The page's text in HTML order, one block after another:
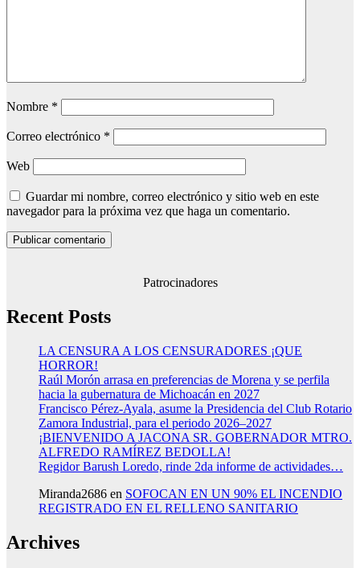
Nombre *
Correo electrónico *
Web
Guardar mi nombre, correo electrónico y sitio web en este
navegador para la próxima vez que haga un comentario.
Patrocinadores
Recent Posts
LA CENSURA A LOS CENSURADORES ¡QUE
HORROR!
Raúl Morón arrasa en preferencias de Morena y se perfila
hacia la gubernatura de Michoacán en 2027
Francisco Pérez-Ayala, asume la Presidencia del Club Rotario
Zamora Industrial, para el periodo 2026–2027
¡BIENVENIDO A JACONA SR. GOBERNADOR MTRO.
ALFREDO RAMÍREZ BEDOLLA!
Regidor Barush Loredo, rinde 2da informe de actividades…
Miranda2686 en SOFOCAN EN UN 90% EL INCENDIO
REGISTRADO EN EL RELLENO SANITARIO
Archives